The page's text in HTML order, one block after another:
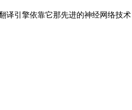
引擎依靠它那先进的神经网络技